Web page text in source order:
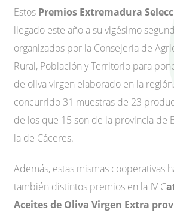
Estos Premios Extremadura
llegado este año a su vigésimo
organizados por la Consejería de
Rural, Población y Territorio para
de oliva virgen elaborado en la
concurrido 31 muestras de 23
de los que 15 son de la provincia de
la de Cáceres.
Además, estas mismas cooperativas
también distintos premios en la IV C
Aceites de Oliva Virgen Extra